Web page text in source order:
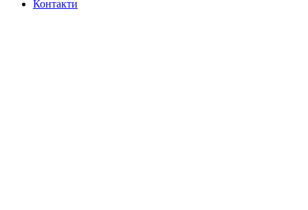
Контакти